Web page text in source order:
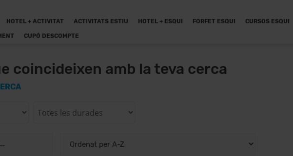
HOTEL + ACTIVITAT ACTIVITATS ESTIU HOTEL + ESQUI FORFET ESQUI CURSOS ESQUI
CUPÓ DESCOMPTE
coincideixen amb la teva cerca